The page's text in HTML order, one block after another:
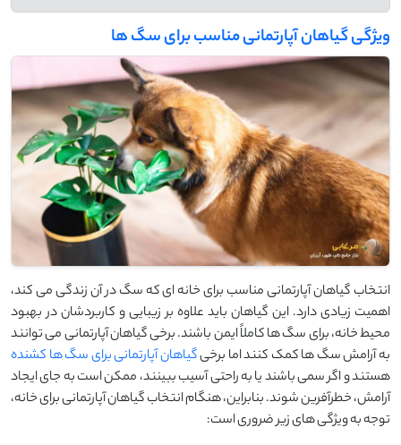
ویژگی گیاهان آپارتمانی مناسب برای سگ ها
انتخاب گیاهان آپارتمانی مناسب برای خانه ‌ای که سگ در آن زندگی می ‌کند،
اهمیت زیادی دارد. این گیاهان باید علاوه بر زیبایی و کاربردشان در بهبود
محیط خانه، برای سگ ‌ها کاملاً ایمن باشند. برخی گیاهان آپارتمانی می ‌توانند
به آرامش سگ ‌ها کمک کنند اما برخیگیاهان آپارتمانی برای سگ ها کشنده
هستند و اگر سمی باشند یا به ‌راحتی آسیب ببینند، ممکن است به‌ جای ایجاد
آرامش، خطرآفرین شوند. بنابراین، هنگام انتخاب گیاهان آپارتمانی برای خانه،
توجه به ویژگی ‌های زیر ضروری است: